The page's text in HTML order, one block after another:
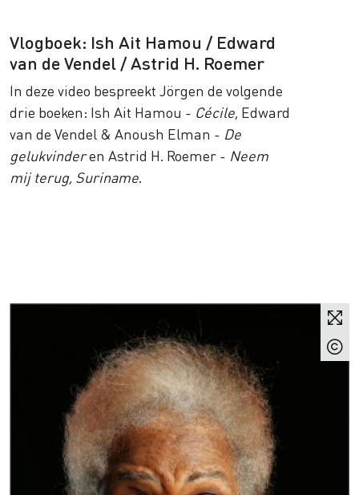
Vlogboek: Ish Ait Hamou / Edward
van de Vendel / Astrid H. Roemer
In deze video bespreekt Jörgen de volgende
drie boeken: Ish Ait Hamou - Cécile , Edward
van de Vendel & Anoush Elman - De
gelukvinderen Astrid H. Roemer - Neem
mij terug, Suriname